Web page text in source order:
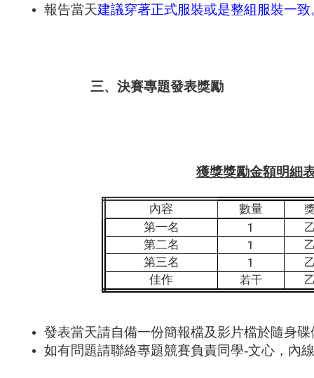
報告當天建議穿著正式服裝或是整組服裝一致
三、決賽專題發表獎勵
獲獎獎勵金額明細
內容 數量
第一名 1
第二名 1
第三名 1
佳作 若干
發表當天請自備一份簡報檔及影片檔於隨身碟
如有問題請聯絡專題競賽負責同學-文心，內